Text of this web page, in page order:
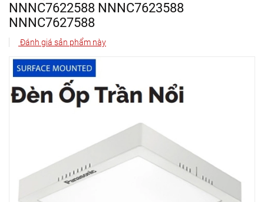
NNNC7622588 NNNC7623588
NNNC7627588
Đánh giá sản phẩm này